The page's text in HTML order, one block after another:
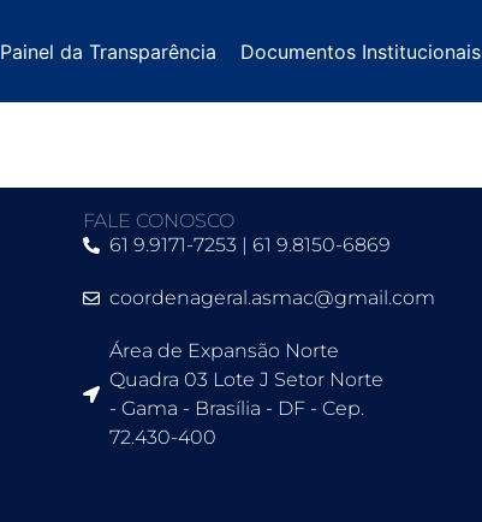
Painel da Transparência Documentos Institucionais
FALE CONOSCO
61 9.9171-7253 | 61 9.8150-6869
coordenageral.asmac@gmail.com
Área de Expansão Norte
Quadra 03 Lote J Setor Norte
- Gama - Brasília - DF - Cep.
72.430-400